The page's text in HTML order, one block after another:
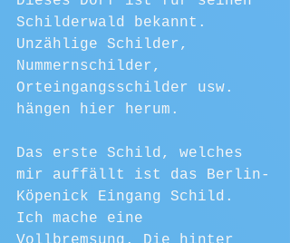
Schilderwald bekannt.
Unzählige Schilder,
Nummernschilder,
Orteingangsschilder usw.
hängen hier herum.
Das erste Schild, welches
mir auffällt ist das Berlin-
Köpenick Eingang Schild.
Ich mache eine